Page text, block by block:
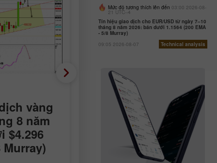
vàng
8 năm
$4.296
Murray)
Phân tích kỹ thuật
Tín hiệu giao dịch cho
EUR/USD từ ngày 7–10
tháng 8 năm 2026: bán
dưới 1.1564 (200 EMA -
Mức độ tương thích lên đến 03:00 2026-08-
21 UTC--4
Tín hiệu giao dịch cho EUR/USD từ ngày 7–10
tháng 8 năm 2026: bán dưới 1.1564 (200 EMA
- 5/8 Murray)
09:05 2026-08-07
Technical analysis